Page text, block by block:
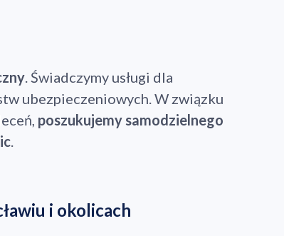
. Świadczymy usługi dla
ubezpieczeniowych. W związku
poszukujemy samodzielnego
.
i okolicach